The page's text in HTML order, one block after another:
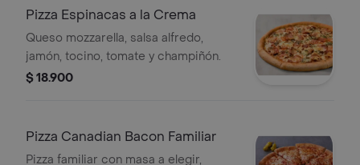
Pizza Espinacas a la Crema
Queso mozzarella, salsa alfredo,
jamón, tocino, tomate y champiñón.
$ 18.900
Pizza Canadian Bacon Familiar
Pizza familiar con masa a elegir,